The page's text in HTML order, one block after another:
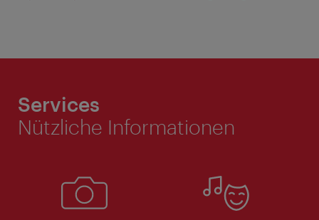
Services
Nützliche Informationen